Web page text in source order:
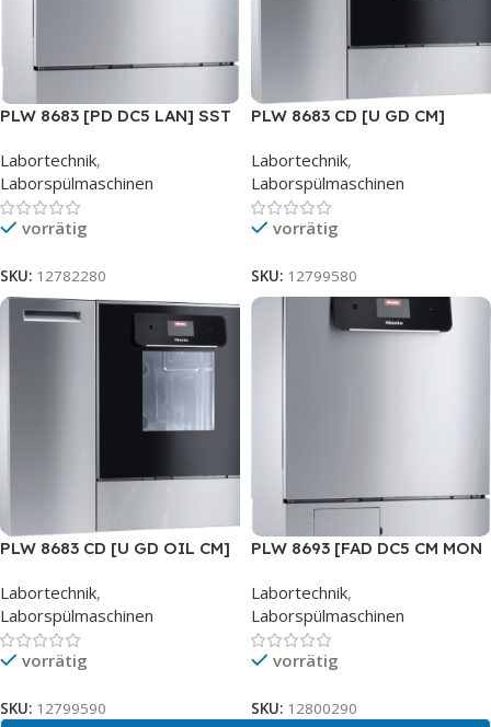
PLW 8683 [PD DC5 LAN] SST
Labortechnik,
Laborspülmaschinen
vorrätig
SKU: 12782280
PLW 8683 CD [U GD CM]
Labortechnik,
Laborspülmaschinen
vorrätig
SKU: 12799580
PLW 8683 CD [U GD OIL CM]
Labortechnik,
Laborspülmaschinen
vorrätig
SKU: 12799590
PLW 8693 [FAD DC5 CM MON
Labortechnik,
Laborspülmaschinen
vorrätig
SKU: 12800290